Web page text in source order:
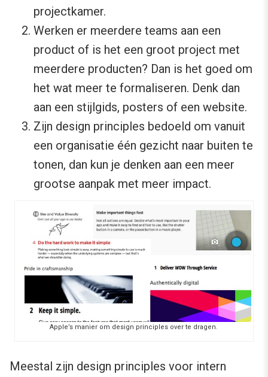
projectkamer.
Werken er meerdere teams aan een
product of is het een groot project met
meerdere producten? Dan is het goed om
het wat meer te formaliseren. Denk dan
aan een stijlgids, posters of een website.
Zijn design principles bedoeld om vanuit
een organisatie één gezicht naar buiten te
tonen, dan kun je denken aan een meer
grootse aanpak met meer impact.
Apple’s manier om design principles over te dragen.
Meestal zijn design principles voor intern